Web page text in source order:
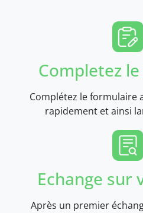
Completez
Complétez le formulaire
rapidement et ainsi
Echange sur
Après un premier